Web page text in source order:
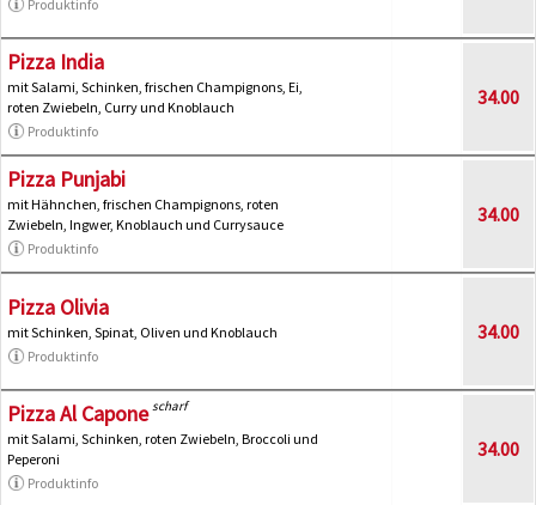
Produktinfo
Pizza India
mit Salami, Schinken, frischen Champignons, Ei,
roten Zwiebeln, Curry und Knoblauch
Produktinfo
34.00
Pizza Punjabi
mit Hähnchen, frischen Champignons, roten
Zwiebeln, Ingwer, Knoblauch und Currysauce
Produktinfo
34.00
Pizza Olivia
mit Schinken, Spinat, Oliven und Knoblauch
Produktinfo
34.00
Pizza Al Capone scharf
mit Salami, Schinken, roten Zwiebeln, Broccoli und
Peperoni
Produktinfo
34.00